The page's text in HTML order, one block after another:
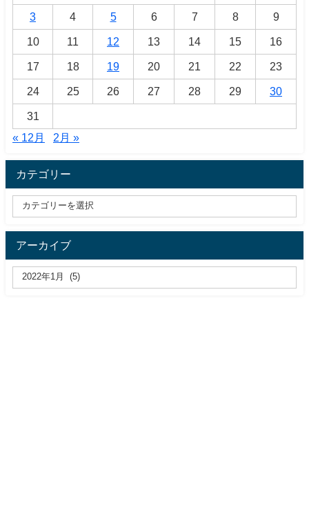
3 4 5 6 7 8 9
10 11 12 13 14 15 16
17 18 19 20 21 22 23
24 25 26 27 28 29 30
31
« 12月
2月 »
カテゴリー
アーカイブ